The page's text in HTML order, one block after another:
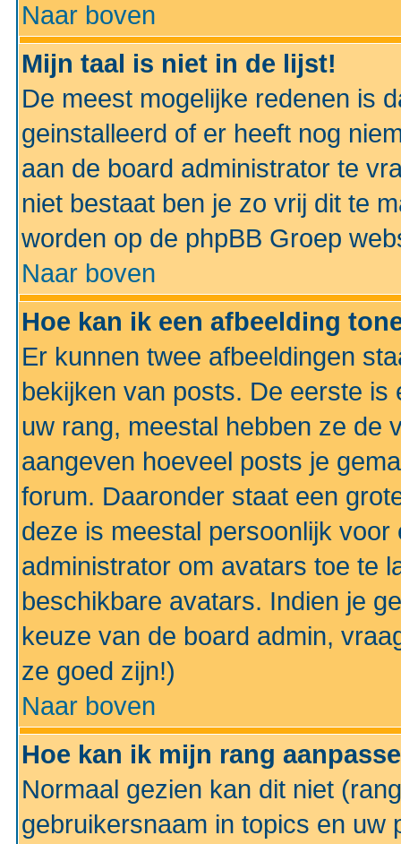
Naar boven
Mijn taal is niet in de lijst!
De meest mogelijke redenen is
geinstalleerd of er heeft nog
aan de board administrator te
niet bestaat ben je zo vrij dit te
worden op de phpBB Groep
Naar boven
Hoe kan ik een afbeelding
Er kunnen twee afbeeldingen
bekijken van posts. De eerste
uw rang, meestal hebben ze de
aangeven hoeveel posts je
forum. Daaronder staat een
deze is meestal persoonlijk
administrator om avatars toe te
beschikbare avatars. Indien je
keuze van de board admin,
ze goed zijn!)
Naar boven
Hoe kan ik mijn rang
Normaal gezien kan dit niet
gebruikersnaam in topics en uw